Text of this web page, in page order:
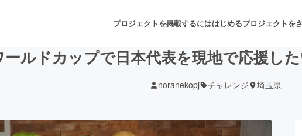
プロジェクトを掲載するにははじめるプロジェクトを
ルドカップで日本代表を現地で応援し
noranekopj チャレンジ 埼玉県